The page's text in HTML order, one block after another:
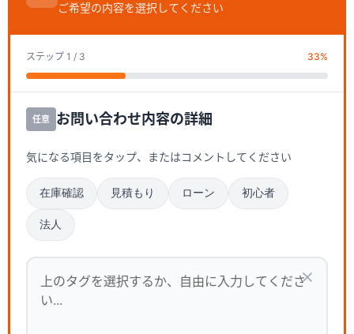
ご希望の内容を選択してください
ステップ 1 / 3 33%
任意 お問い合わせ内容の詳細
気になる項目をタップ、またはコメントしてください
在庫確認 見積もり ローン 初心者
法人